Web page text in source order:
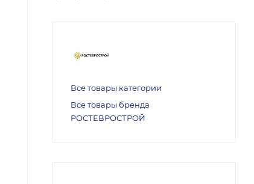
Все товары категории
Все товары бренда
РОСТЕВРОСТРОЙ